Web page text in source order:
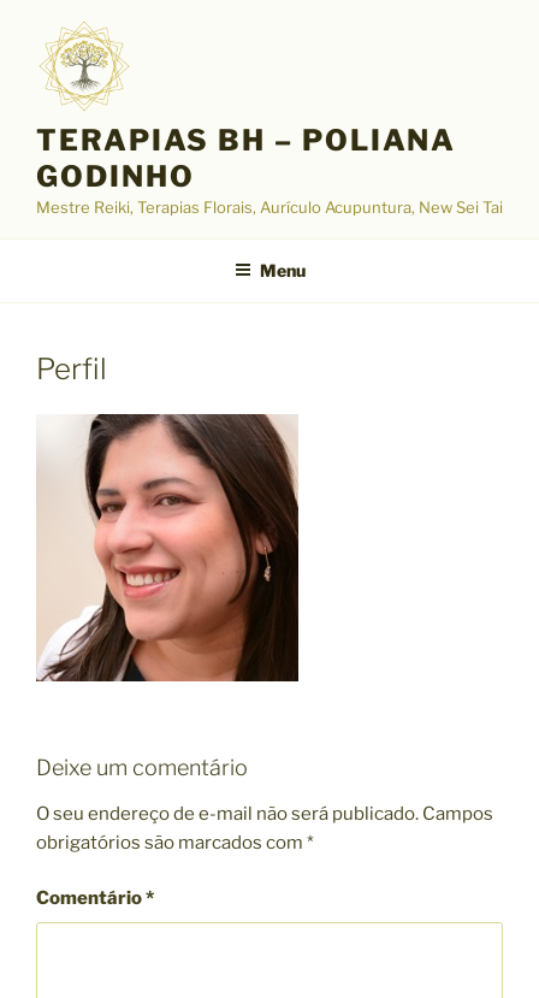
conteúdo
TERAPIAS BH – POLIANA
GODINHO
Mestre Reiki, Terapias Florais, Aurículo Acupuntura, New Sei Tai
Menu
Perfil
Deixe um comentário
O seu endereço de e-mail não será publicado. Campos
obrigatórios são marcados com *
Comentário*